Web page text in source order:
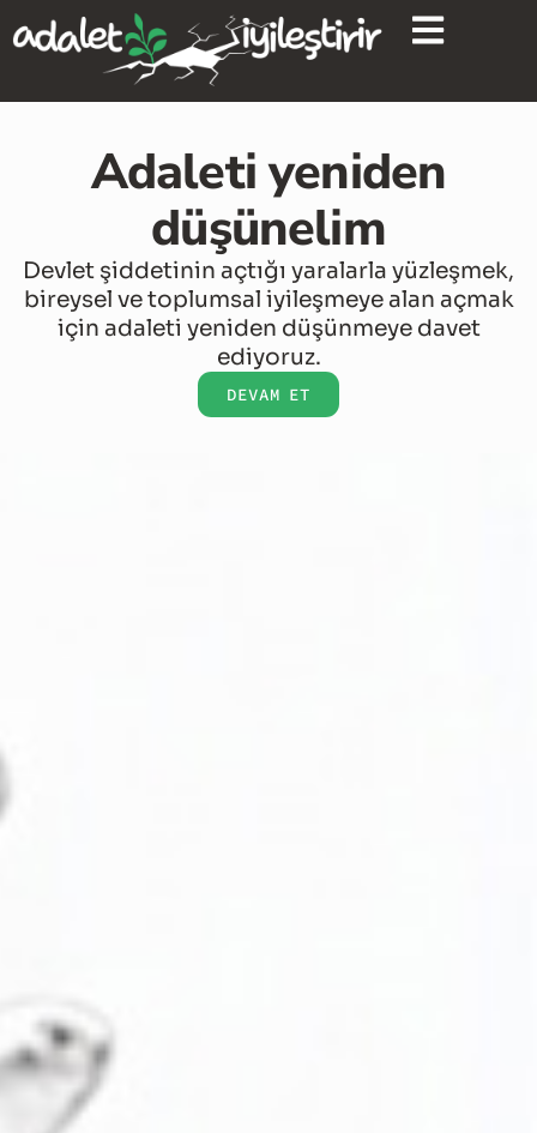
Adaleti yeniden
düşünelim
Devlet şiddetinin açtığı yaralarla yüzleşmek,
bireysel ve toplumsal iyileşmeye alan açmak
için adaleti yeniden düşünmeye davet
ediyoruz.
DEVAM ET